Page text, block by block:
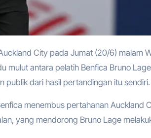
mulut antara pelatih Benfica Bruno
publik dari hasil pertandingan itu sendiri.
menembus pertahanan Auckland
yang mendorong Bruno Lage